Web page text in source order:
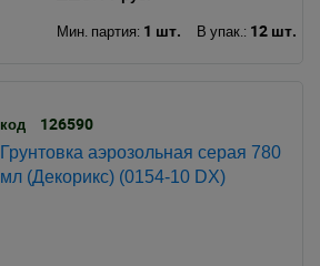
Мин. партия: 1 шт. В упак.: 12 шт.
код 126590
Грунтовка аэрозольная серая 780
мл (Декорикс) (0154-10 DX)